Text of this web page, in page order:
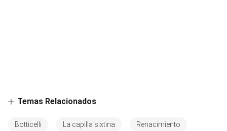
Temas Relacionados
Botticelli La capilla sixtina Renacimiento